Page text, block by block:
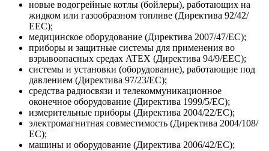
новые водогрейные котлы (бойлеры), работающих на
жидком или газообразном топливе (Директива 92/42/
ЕЕС);
медицинское оборудование (Директива 2007/47/EC);
приборы и защитные системы для применения во
взрывоопасных средах ATEX (Директива 94/9/ЕЕС);
системы и установки (оборудование), работающие под
давлением (Директива 97/23/ЕС);
средства радиосвязи и телекоммуникационное
оконечное оборудование (Директива 1999/5/ЕС);
измерительные приборы (Директива 2004/22/ЕС);
электромагнитная совместимость (Директива 2004/108/
ЕС);
машины и оборудование (Директива 2006/42/ЕС);